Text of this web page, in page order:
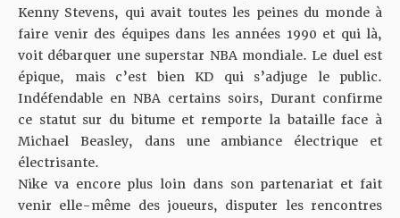
Kenny Stevens, qui avait toutes les peines du monde à
faire venir des équipes dans les années 1990 et qui là,
voit débarquer une superstar NBA mondiale. Le duel est
épique, mais c’est bien KD qui s’adjuge le public.
Indéfendable en NBA certains soirs, Durant confirme
ce statut sur du bitume et remporte la bataille face à
Michael Beasley, dans une ambiance électrique et
électrisante.
Nike va encore plus loin dans son partenariat et fait
venir elle-même des joueurs, disputer les rencontres